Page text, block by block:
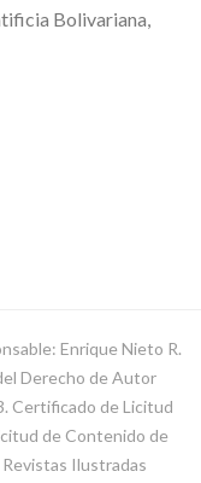
Bolivariana,
Enrique Nieto R.
Derecho de Autor
Certificado de Licitud
de Contenido de
Ilustradas